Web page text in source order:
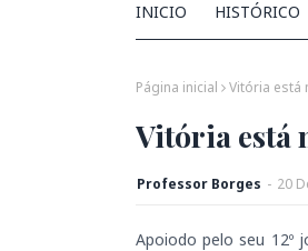
INICIO HISTÓRICO
Página inicial Vitória está
Vitória está
Professor Borges - 20
Apoiodo pelo seu 12º